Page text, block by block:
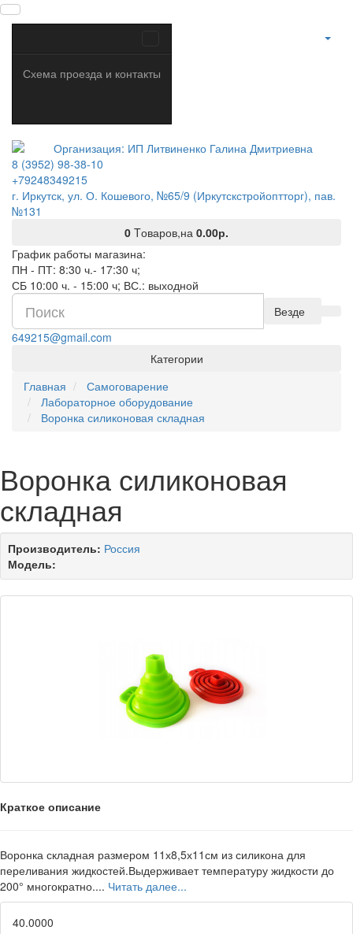
Схема проезда и контакты
8 (3952) 98-38-10
+79248349215
г. Иркутск, ул. О. Кошевого, №65/9 (Иркутскстройоптторг), пав.
№131
0 Tоваров,на 0.00р.
График работы магазина:
ПН - ПТ: 8:30 ч.- 17:30 ч;
СБ 10:00 ч. - 15:00 ч; ВС.: выходной
Везде
649215@gmail.com
Категории
Главная
Самоговарение
Лабораторное оборудование
Воронка силиконовая складная
Воронка силиконовая
складная
Производитель: Россия
Модель:
Краткое описание
Воронка складная размером 11х8,5х11см из силикона для
переливания жидкостей.Выдерживает температуру жидкости до
200° многократно.... Читать далее...
40.0000